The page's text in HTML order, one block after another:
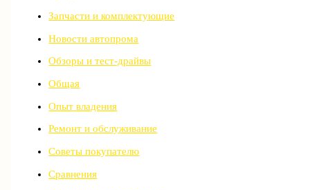
Запчасти и комплектующие
Новости автопрома
Обзоры и тест-драйвы
Общая
Опыт владения
Ремонт и обслуживание
Советы покупателю
Сравнения